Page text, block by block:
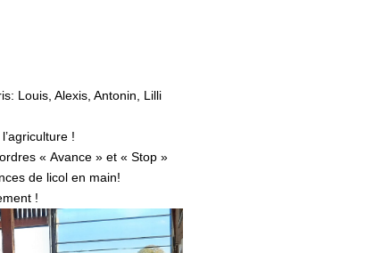
Louis, Alexis, Antonin, Lilli
!
« Avance » et « Stop »
de licol en main!
!